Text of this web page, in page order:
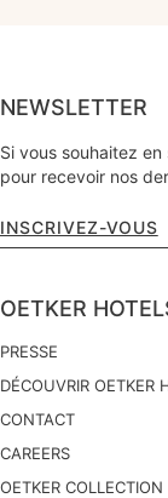
NEWSLETTER
Si vous souhaitez
pour recevoir nos
INSCRIVEZ-VOUS
OETKER
PRESSE
DÉCOUVRIR OETKER
CONTACT
CAREERS
OETKER COLLECTION